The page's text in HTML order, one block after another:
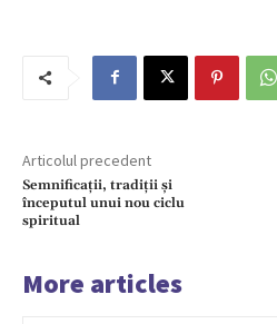
Articolul precedent
Semnificații, tradiții și
începutul unui nou ciclu
spiritual
More articles